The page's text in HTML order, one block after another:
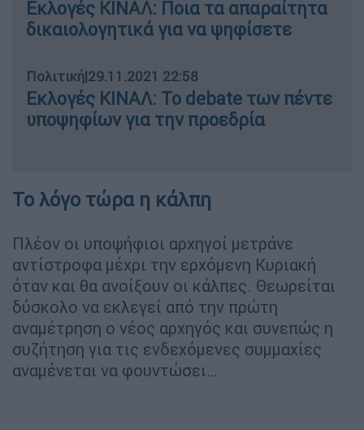
Εκλογές ΚΙΝΑΛ: Ποια τα απαραίτητα
δικαιολογητικά για να ψηφίσετε
Πολιτική|29.11.2021 22:58
Εκλογές ΚΙΝΑΛ: Το debate των πέντε
υποψηφίων για την προεδρία
Το λόγο τώρα η κάλπη
Πλέον οι υποψήφιοι αρχηγοί μετράνε
αντίστροφα μέχρι την ερχόμενη Κυριακή
όταν και θα ανοίξουν οι κάλπες. Θεωρείται
δύσκολο να εκλεγεί από την πρώτη
αναμέτρηση ο νέος αρχηγός και συνεπώς η
συζήτηση για τις ενδεχόμενες συμμαχίες
αναμένεται να φουντώσει…